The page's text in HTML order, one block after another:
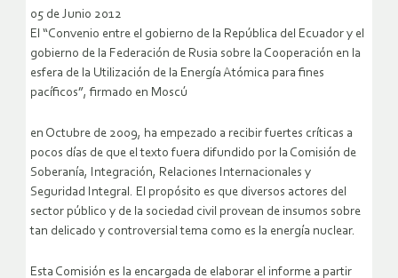
05 de Junio 2012
El “Convenio entre el gobierno de la República del Ecuador y el
gobierno de la Federación de Rusia sobre la Cooperación en la
esfera de la Utilización de la Energía Atómica para fines
pacíficos”, firmado en Moscú
en Octubre de 2009, ha empezado a recibir fuertes críticas a
pocos días de que el texto fuera difundido por la Comisión de
Soberanía, Integración, Relaciones Internacionales y
Seguridad Integral. El propósito es que diversos actores del
sector público y de la sociedad civil provean de insumos sobre
tan delicado y controversial tema como es la energía nuclear.
Esta Comisión es la encargada de elaborar el informe a partir